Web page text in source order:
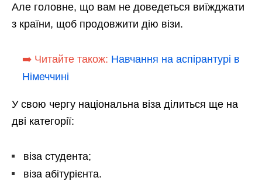
Але головне, що вам не доведеться виїжджати
з країни, щоб продовжити дію візи.
➡️ Читайте також: Навчання на аспірантурі в
Німеччині
У свою чергу національна віза ділиться ще на
дві категорії:
віза студента;
віза абітурієнта.